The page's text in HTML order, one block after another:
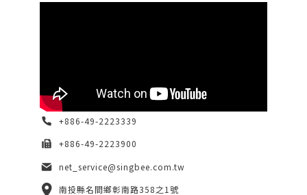
+886-49-2223339
+886-49-2223900
net_service@singbee.com.tw
南投縣名間鄉彰南路358之1號